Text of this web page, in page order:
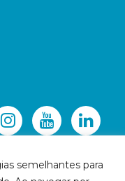
semelhantes para